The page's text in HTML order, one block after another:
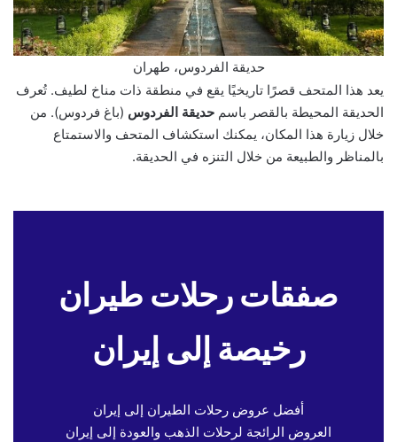
حديقة الفردوس، طهران
يعد هذا المتحف قصرًا تاريخيًا يقع في منطقة ذات مناخ لطيف. تُعرف
الحديقة المحيطة بالقصر باسم حديقة الفردوس (باغ فردوس). من
خلال زيارة هذا المكان، يمكنك استكشاف المتحف والاستمتاع
بالمناظر والطبيعة من خلال التنزه في الحديقة.
صفقات رحلات طيران
رخيصة إلى إيران
أفضل عروض رحلات الطيران إلى إيران
العروض الرائجة لرحلات الذهب والعودة إلى إيران